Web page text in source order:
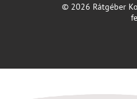
© 2026 Rátgéber